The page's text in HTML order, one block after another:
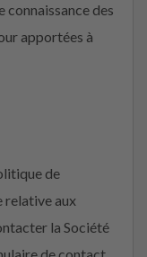
des
apportées à
de
relative aux
la Société